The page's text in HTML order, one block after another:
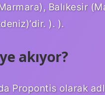
Balıkesir
). ).
akıyor?
Propontis olarak